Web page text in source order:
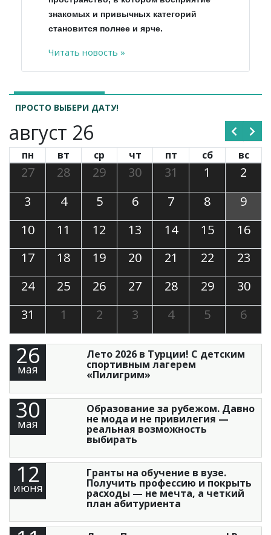
знакомых и привычных категорий
становится полнее и ярче.
Читать новость »
ПРОСТО ВЫБЕРИ ДАТУ!
август 26
пн вт ср чт пт сб вс
27 28 29 30 31 1
2
3
4 5 6 7 8
9
10
11 12 13 14 15
16
17
18 19 20 21 22
23
24
25 26 27 28 29
30
31
1 2 3 4 5 6
26
мая
Лето 2026 в Турции! С детским
спортивным лагерем
«Пилигрим»
30
мая
Образование за рубежом. Давно
не мода и не привилегия —
реальная возможность
выбирать
12
июня
Гранты на обучение в вузе.
Получить профессию и покрыть
расходы — не мечта, а четкий
план абитуриента